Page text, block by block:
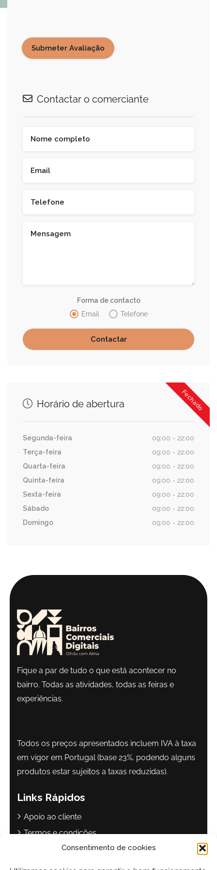
Consentimento de cookies
Contactar o comerciante
Forma de contacto
Email
Telefone
Fechado
Horário de abertura
Segunda-feira
09:00 - 22:00
Terça-feira
09:00 - 22:00
Quarta-feira
09:00 - 22:00
Quinta-feira
09:00 - 22:00
Sexta-feira
09:00 - 22:00
Sábado
09:00 - 22:00
Domingo
09:00 - 22:00
Fique a par de tudo o que está acontecer no
bairro. Todas as atividades, todas as feiras e
experiências.
Todos os preços apresentados incluem IVA à taxa
em vigor em Portugal (base 23%, podendo alguns
produtos estar sujeitos a taxas reduzidas).
Links Rápidos
Apoio ao cliente
Termos e condições
Política de privacidade